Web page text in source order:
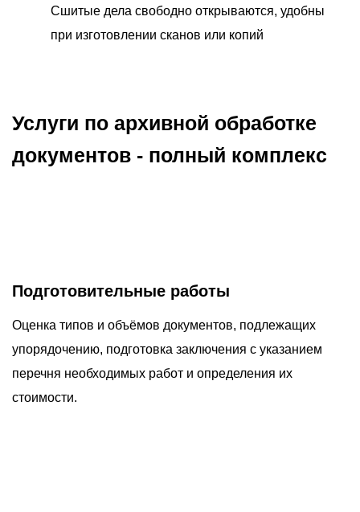
Сшитые дела свободно открываются, удобны
при изготовлении сканов или копий
Услуги по архивной обработке
документов - полный комплекс
Подготовительные работы
Оценка типов и объёмов документов, подлежащих
упорядочению, подготовка заключения с указанием
перечня необходимых работ и определения их
стоимости.